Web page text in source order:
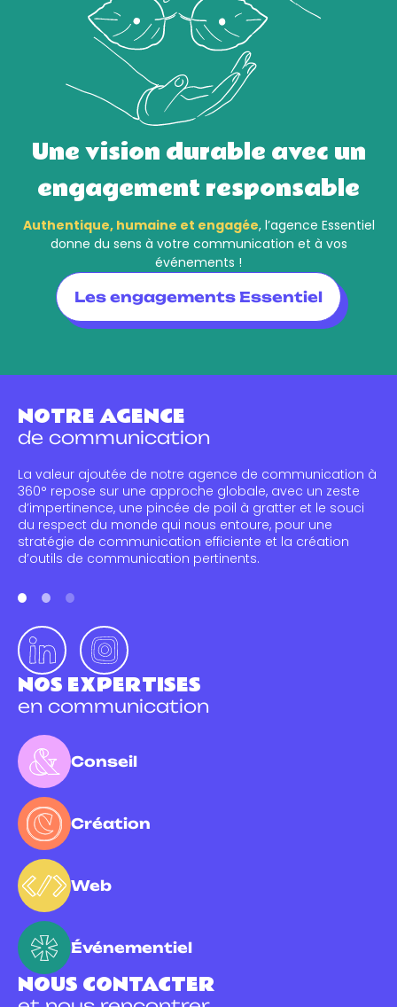
Une vision durable avec un
engagement responsable
Authentique, humaine et engagée, l’agence Essentiel
donne du sens à votre communication et à vos
événements !
Les engagements Essentiel
NOTRE AGENCE
de communication
La valeur ajoutée de notre agence de communication à
360° repose sur une approche globale, avec un zeste
d’impertinence, une pincée de poil à gratter et le souci
du respect du monde qui nous entoure, pour une
stratégie de communication efficiente et la création
d’outils de communication pertinents.
NOS EXPERTISES
en communication
Conseil
Création
Web
Événementiel
NOUS CONTACTER